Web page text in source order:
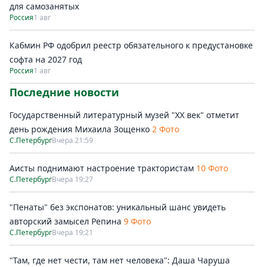
для самозанятых
Россия1 авг
Кабмин РФ одобрил реестр обязательного к предустановке
софта на 2027 год
Россия1 авг
Последние новости
Государственный литературный музей "ХХ век" отметит
день рождения Михаила Зощенко 2 Фото
С.ПетербургВчера 21:59
Аисты поднимают настроение трактористам 10 Фото
С.ПетербургВчера 19:27
"Пенаты" без экспонатов: уникальный шанс увидеть
авторский замысел Репина 9 Фото
С.ПетербургВчера 19:21
"Там, где нет чести, там нет человека": Даша Чаруша